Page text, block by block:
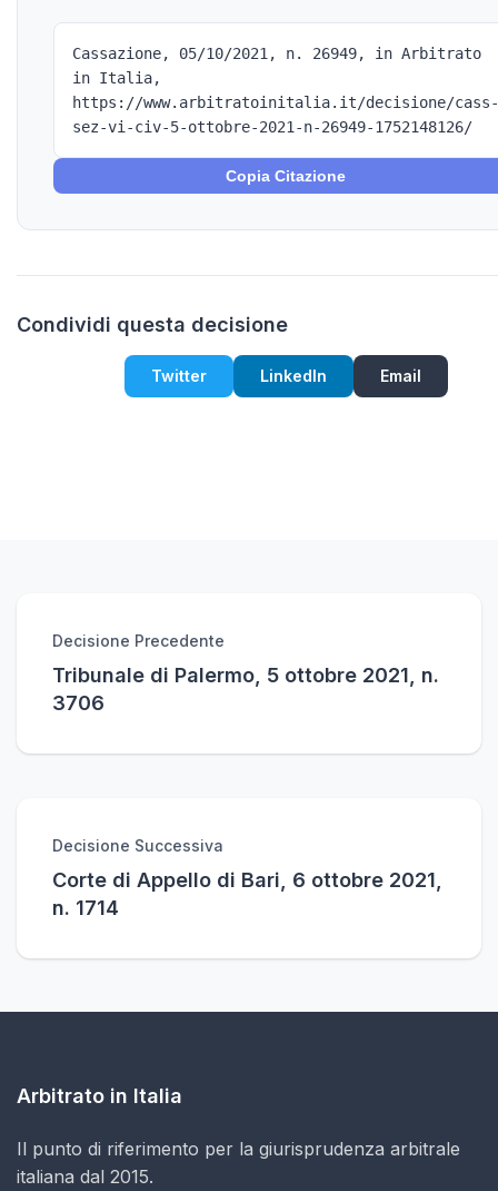
Cassazione, 05/10/2021, n. 26949, in Arbitrato
in Italia,
https://www.arbitratoinitalia.it/decisione/cass-
sez-vi-civ-5-ottobre-2021-n-26949-1752148126/
Copia Citazione
Condividi questa decisione
Twitter LinkedIn Email
Decisione Precedente
Tribunale di Palermo, 5 ottobre 2021, n.
3706
Decisione Successiva
Corte di Appello di Bari, 6 ottobre 2021,
n. 1714
Arbitrato in Italia
Il punto di riferimento per la giurisprudenza arbitrale
italiana dal 2015.